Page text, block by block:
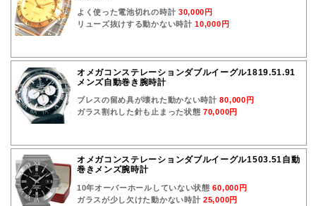
よく使った電池切れの時計 30,000円
リューズ抜けする動かない時計10,000円
オメガコンステレーションダブルイーグル1819.51.91
メンズ自動巻き腕時計
ブレスの留め具が壊れた動かない時計80,000円
ガラス割れした針も止まった状態70,000円
オメガコンステレーションダブルイーグル1503.51自動
巻きメンズ腕時計
10年オーバーホールしていない状態60,000円
ガラスが少し欠けた動かない時計25,000円